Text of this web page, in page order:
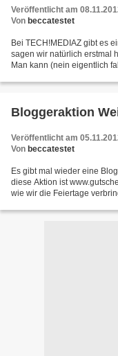
Veröffentlicht am
Von beccatestet
Bei TECH!MEDIAZ gibt es
sagen wir natürlich erstmal
Man kann (nein eigentlich
Bloggeraktion
Veröffentlicht am
Von beccatestet
Es gibt mal wieder eine
diese Aktion ist
wie wir die Feiertage